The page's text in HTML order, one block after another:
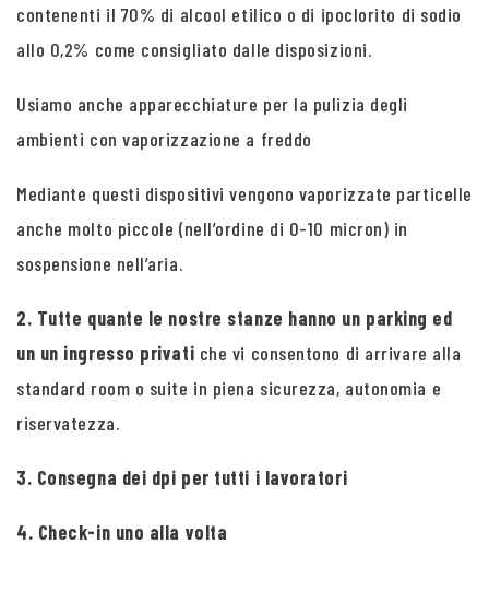
contenenti il 70% di alcool etilico o di ipoclorito di sodio
allo 0,2% come consigliato dalle disposizioni.
Usiamo anche apparecchiature per la pulizia degli
ambienti con vaporizzazione a freddo
Mediante questi dispositivi vengono vaporizzate particelle
anche molto piccole (nell’ordine di 0-10 micron) in
sospensione nell’aria.
2. Tutte quante le nostre stanze hanno un parking ed
un un ingresso privati che vi consentono di arrivare alla
standard room o suite in piena sicurezza, autonomia e
riservatezza.
3. Consegna dei dpi per tutti i lavoratori
4. Check-in uno alla volta